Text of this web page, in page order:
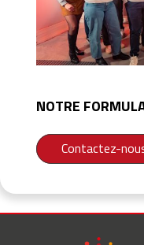
NOTRE
Contactez-